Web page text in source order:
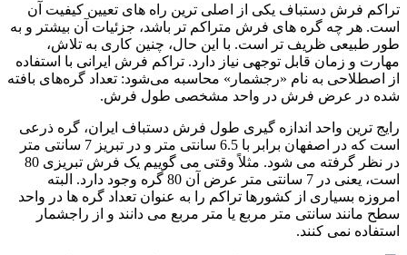
تراکم فرش دستباف یکی از اصلی ترین راه های تعیین کیفیت آن
است. هر چه گره های فرش متراکم تر باشد، جزئیات آن بیشتر و به
طور طبیعی ظریف تر است. با این حال، چنین کاری به تلاش،
مهارت و زمان قابل توجهی نیاز دارد. تراکم فرش ایرانی با استفاده
از اصطلاحی به نام «رجشمار» محاسبه می‌شود: تعداد گره‌های بافته
شده در عرض فرش در واحد مشخصی طول فرش.
رایج ترین واحد اندازه گیری طول فرش دستباف ایران، گره ذرعی
است که در اصفهان برابر با 6.5 سانتی متر و در تبریز 7 سانتی متر
در نظر گرفته می شود. مثلاً وقتی می گوییم یک فرش تبریزی 80
است، یعنی در 7 سانتی متر عرض آن 80 گره وجود دارد. البته
امروزه بسیاری از کشورها تراکم را به عنوان تعداد گره ها در واحد
سطح مانند سانتی متر مربع یا متر مربع می دانند و از راجشمار
استفاده نمی کنند.